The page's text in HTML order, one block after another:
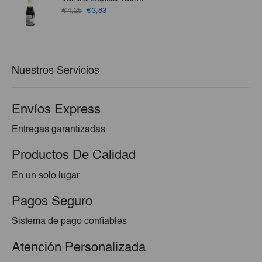
€1,25.€1,10.
€4,25 El
€3,83El
Nuestros Servicios
Envíos Express
Entregas garantizadas
Productos De Calidad
En un solo lugar
Pagos Seguro
Sistema de pago confiables
Atención Personalizada